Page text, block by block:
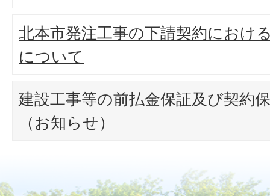
北本市発注工事の下請契約におけ
について
建設工事等の前払金保証及び契約
（お知らせ）